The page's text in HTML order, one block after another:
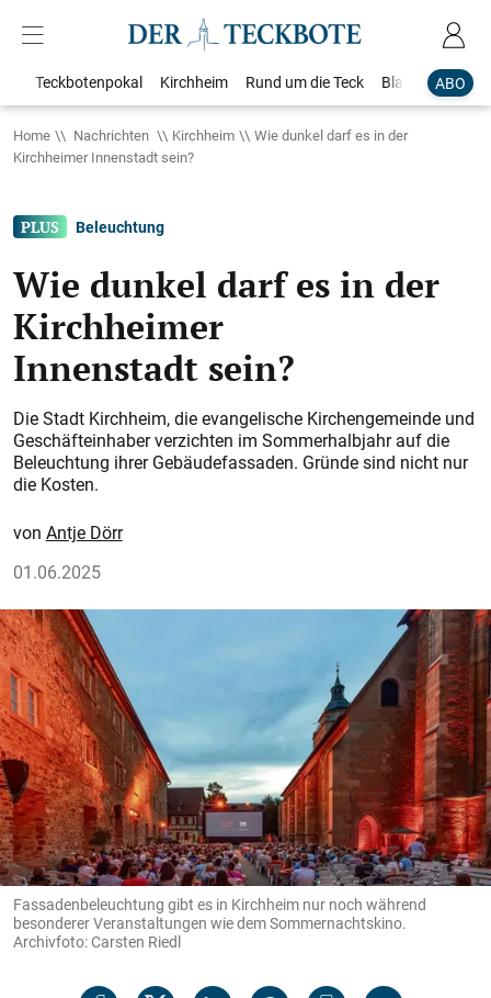
ABO
Teckbotenpokal Kirchheim Rund um die Teck Blaulicht
Home Nachrichten Kirchheim
Wie dunkel darf es in der
Kirchheimer Innenstadt sein?
Beleuchtung
Wie dunkel darf es in der
Kirchheimer
Innenstadt sein?
Die Stadt Kirchheim, die evangelische Kirchengemeinde und
Geschäfteinhaber verzichten im Sommerhalbjahr auf die
Beleuchtung ihrer Gebäudefassaden. Gründe sind nicht nur
die Kosten.
Antje Dörr
01.06.2025
Fassadenbeleuchtung gibt es in Kirchheim nur noch während
besonderer Veranstaltungen wie dem Sommernachtskino.
Archivfoto: Carsten Riedl